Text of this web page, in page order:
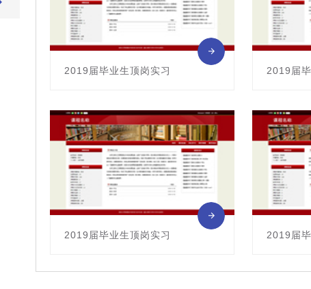
2019届毕业生顶岗实习
主讲教师： 贾欣
2019届
主讲教师：
2019届毕业生顶岗实习 2019届